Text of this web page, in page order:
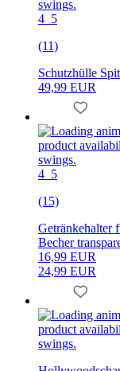
4_5
(11)
Schutzhülle
49,99 EUR
4_5
(15)
Getränkehalter
Becher
16,99 EUR
24,99 EUR